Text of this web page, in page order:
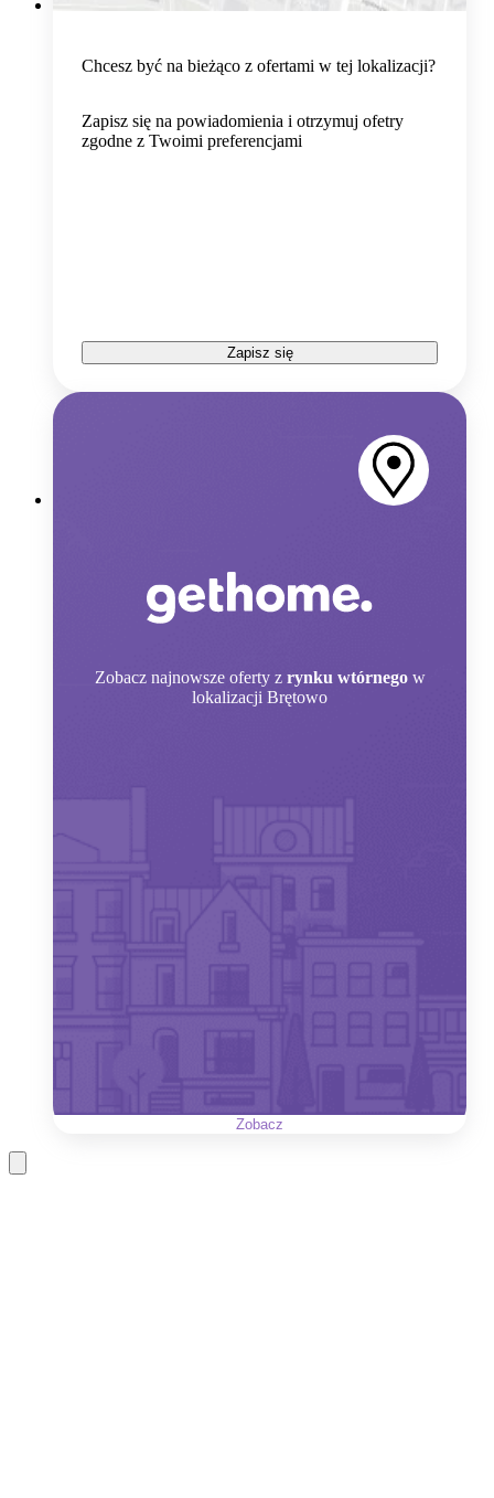
Chcesz być na bieżąco z ofertami w tej lokalizacji?
Zapisz się na powiadomienia i otrzymuj ofetry
zgodne z Twoimi preferencjami
Zapisz się
Zobacz najnowsze oferty z rynku wtórnego w
lokalizacji Brętowo
Zobacz